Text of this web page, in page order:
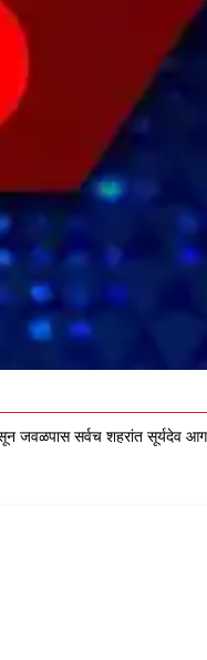
जवळपास सर्वच शहरांत सूर्यदेव